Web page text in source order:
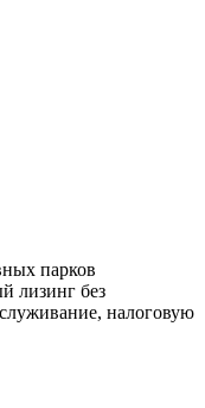
парков
лизинг без
налоговую